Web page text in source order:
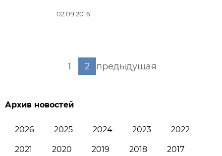
02.09.2016
предыдущая
1 2
Архив новостей
2026 2025 2024 2023 2022
2021 2020 2019 2018 2017